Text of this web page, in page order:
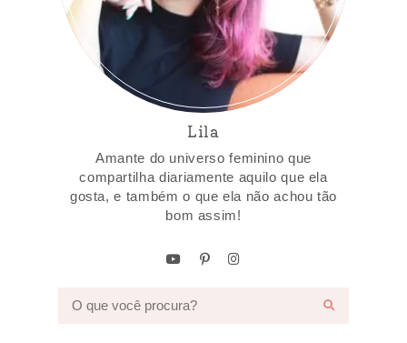
Lila
Amante do universo feminino que
compartilha diariamente aquilo que ela
gosta, e também o que ela não achou tão
bom assim!